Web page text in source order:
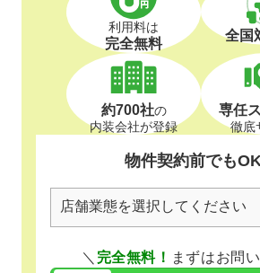
利用料は
完全無料 全国
約700社の
内装会社が登録
専任
徹底
物件契約前でもOK
＼ 完全無料！ まずはお問